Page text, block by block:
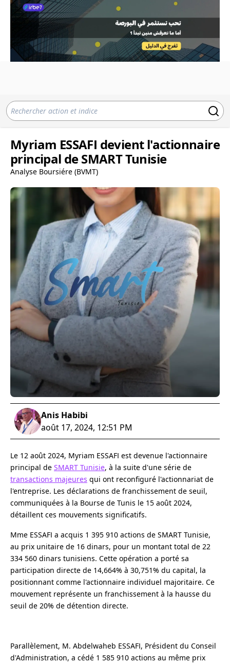
Myriam ESSAFI devient l'actionnaire
principal de SMART Tunisie
Analyse Boursiére (BVMT)
Anis Habibi
août 17, 2024, 12:51 PM
Le 12 août 2024, Myriam ESSAFI est devenue l'actionnaire
principal de SMART Tunisie, à la suite d'une série de
transactions majeures qui ont reconfiguré l'actionnariat de
l'entreprise. Les déclarations de franchissement de seuil,
communiquées à la Bourse de Tunis le 15 août 2024,
détaillent ces mouvements significatifs.
Mme ESSAFI a acquis 1 395 910 actions de SMART Tunisie,
au prix unitaire de 16 dinars, pour un montant total de 22
334 560 dinars tunisiens. Cette opération a porté sa
participation directe de 14,664% à 30,751% du capital, la
positionnant comme l'actionnaire individuel majoritaire. Ce
mouvement représente un franchissement à la hausse du
seuil de 20% de détention directe.
Parallèlement, M. Abdelwaheb ESSAFI, Président du Conseil
d'Administration, a cédé 1 585 910 actions au même prix